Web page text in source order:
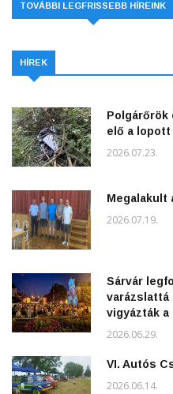
TOVÁBBI LEGFRISSEBB HÍREINK
HÍREK
elő a lopott
2026.07.23.
Megalakult
2026.07.19.
Sárvár
varázslattá
vigyázták
2026.06.29.
VI. Autós
2026.06.14.